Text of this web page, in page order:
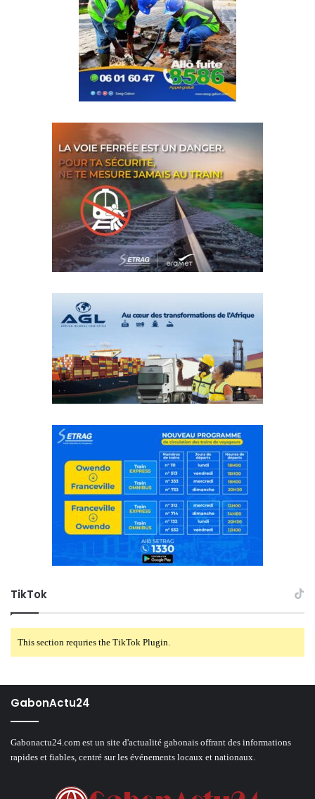
TikTok
This section requries the TikTok Plugin.
GabonActu24
Gabonactu24.com est un site d'actualité gabonais offrant des informations
rapides et fiables, centré sur les événements locaux et nationaux.